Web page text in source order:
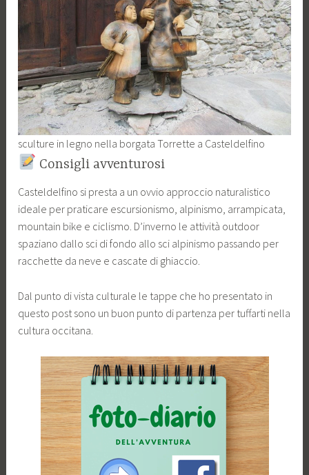
sculture in legno nella borgata Torrette a Casteldelfino
Consigli avventurosi
Casteldelfino si presta a un ovvio approccio naturalistico
ideale per praticare escursionismo, alpinismo, arrampicata,
mountain bike e ciclismo. D’inverno le attività outdoor
spaziano dallo sci di fondo allo sci alpinismo passando per
racchette da neve e cascate di ghiaccio.
Dal punto di vista culturale le tappe che ho presentato in
questo post sono un buon punto di partenza per tuffarti nella
cultura occitana.